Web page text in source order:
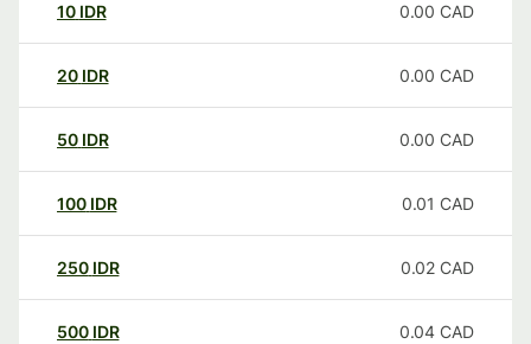
10 IDR 0.00 CAD
20 IDR 0.00 CAD
50 IDR 0.00 CAD
100 IDR 0.01 CAD
250 IDR 0.02 CAD
500 IDR 0.04 CAD